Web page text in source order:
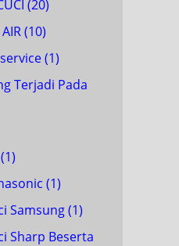
(20)
(10)
(1)
Terjadi Pada
(1)
(1)
Samsung(1)
Sharp Beserta